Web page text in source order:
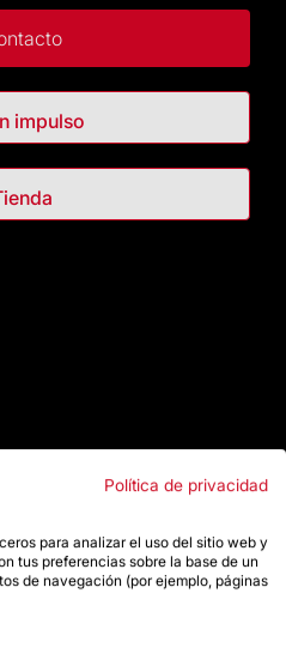
impulso
compra
Política de privacidad
para analizar el uso del sitio web y
tus preferencias sobre la base de un
de navegación (por ejemplo, páginas